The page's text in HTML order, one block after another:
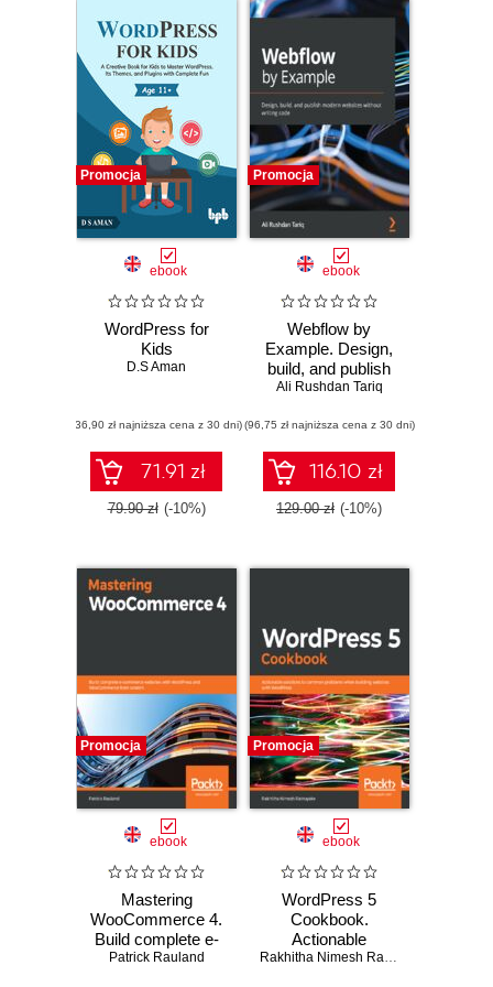
Promocja
ebook
WordPress for
Kids
D.S Aman
(36,90 zł najniższa cena z 30 dni)
71.91 zł
79.90 zł (-10%)
Promocja
ebook
Webflow by
Example. Design,
build, and publish
modern websites
code
Ali Rushdan Tariq
(96,75 zł najniższa cena z 30 dni)
116.10 zł
129.00 zł (-10%)
Promocja
ebook
Mastering
WooCommerce 4.
Build complete e-
commerce
Patrick Rauland
Promocja
ebook
WordPress 5
Cookbook.
Actionable
solutions to
Rakhitha Nimesh Ratnayake